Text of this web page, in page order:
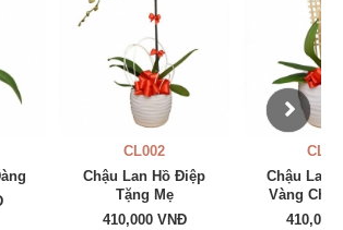
CL003
Chậu Lan Hồ Điệp
Vàng Chúc Mừng
410,000 VNĐ
Chậu Lan
Cành